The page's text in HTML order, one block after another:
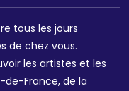
tous les jours
de chez vous.
les artistes et les
France, de la